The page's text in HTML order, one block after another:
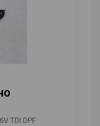
TDI DPF